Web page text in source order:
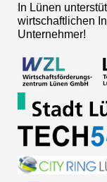
In Lünen
wirtschaftlichen
Unternehmer!